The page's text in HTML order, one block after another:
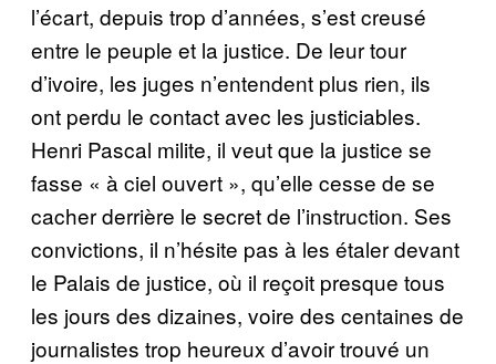
l’écart, depuis trop d’années, s’est creusé
entre le peuple et la justice. De leur tour
d’ivoire, les juges n’entendent plus rien, ils
ont perdu le contact avec les justiciables.
Henri Pascal milite, il veut que la justice se
fasse « à ciel ouvert », qu’elle cesse de se
cacher derrière le secret de l’instruction. Ses
convictions, il n’hésite pas à les étaler devant
le Palais de justice, où il reçoit presque tous
les jours des dizaines, voire des centaines de
journalistes trop heureux d’avoir trouvé un